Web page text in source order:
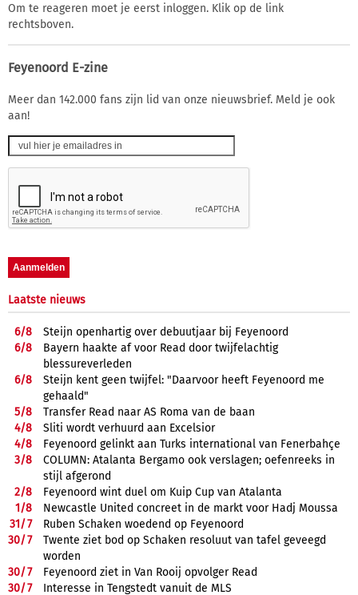
Om te reageren moet je eerst inloggen. Klik op de link
rechtsboven.
Feyenoord E-zine
Meer dan 142.000 fans zijn lid van onze nieuwsbrief. Meld je ook
aan!
Laatste nieuws
6/8
Steijn openhartig over debuutjaar bij Feyenoord
6/8
Bayern haakte af voor Read door twijfelachtig
blessureverleden
6/8
Steijn kent geen twijfel: "Daarvoor heeft Feyenoord me
gehaald"
5/8
Transfer Read naar AS Roma van de baan
4/8
Sliti wordt verhuurd aan Excelsior
4/8
Feyenoord gelinkt aan Turks international van Fenerbahçe
3/8
COLUMN: Atalanta Bergamo ook verslagen; oefenreeks in
stijl afgerond
2/8
Feyenoord wint duel om Kuip Cup van Atalanta
1/8
Newcastle United concreet in de markt voor Hadj Moussa
31/7
Ruben Schaken woedend op Feyenoord
30/7
Twente ziet bod op Schaken resoluut van tafel geveegd
worden
30/7
Feyenoord ziet in Van Rooij opvolger Read
30/7
Interesse in Tengstedt vanuit de MLS